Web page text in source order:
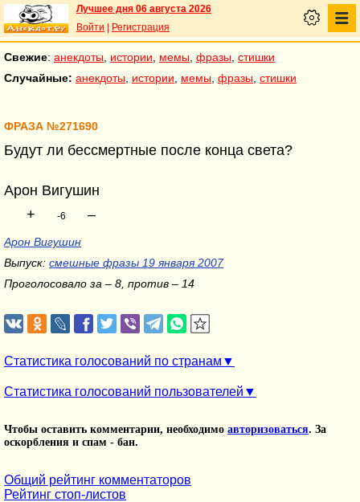
Лучшее дня 06 августа 2026
Войти
Регистрация
Свежие: анекдоты истории мемы фразы стишки
Случайные: анекдоты истории мемы фразы стишки
ФРАЗА №271690
Будут ли бессмертные после конца света?
Арон Вигушин
+
-6 –
Арон Вигушин
Выпуск: смешные фразы 19 января 2007
Проголосовало за – 8, против – 14
Статистика голосований по странам
Статистика голосований пользователей
Чтобы оставить комментарии, необходимо авторизоваться. За
оскорбления и спам - бан.
Общий рейтинг комментаторов
Рейтинг стоп-листов